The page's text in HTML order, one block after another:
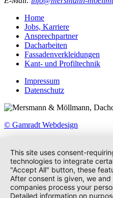
Home
Jobs, Karriere
Ansprechpartner
Dacharbeiten
Fassadenverkleidungen
Kant- und Profiltechnik
Impressum
Datenschutz
© Gamradt Webdesign
This site uses consent-
technologies to integrate
"Accept All" button, these
After consent is given, we
companies process your
Detailed information on